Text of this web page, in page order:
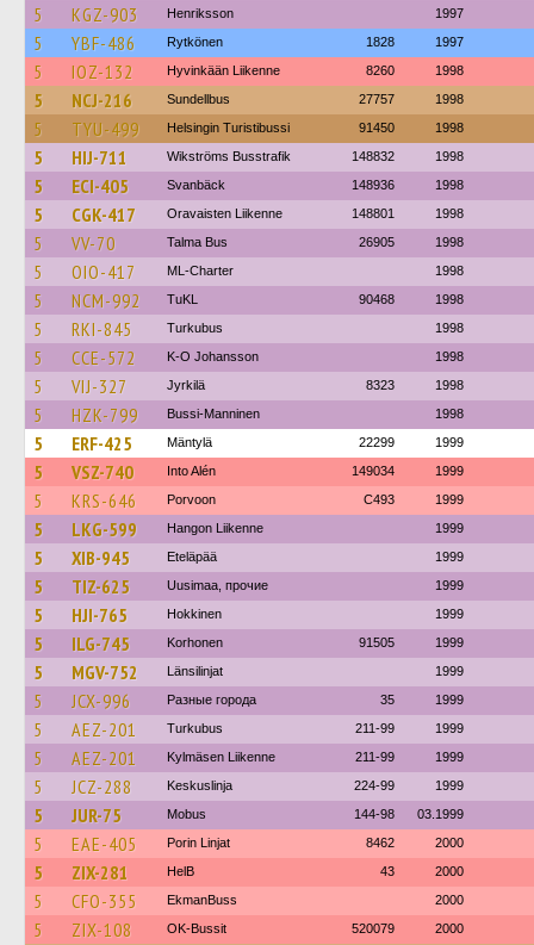
5 KGZ-903 Henriksson 1997
5 YBF-486 Rytkönen 1828 1997
5 IOZ-132 Hyvinkään Liikenne 8260 1998
5 NCJ-216 Sundellbus 27757 1998
5 TYU-499 Helsingin Turistibussi 91450 1998
5 HIJ-711 Wikströms Busstrafik 148832 1998
5 ECI-405 Svanbäck 148936 1998
5 CGK-417 Oravaisten Liikenne 148801 1998
5 VV-70 Talma Bus 26905 1998
5 OIO-417 ML-Charter 1998
5 NCM-992 TuKL 90468 1998
5 RKI-845 Turkubus 1998
5 CCE-572 K-O Johansson 1998
5 VIJ-327 Jyrkilä 8323 1998
5 HZK-799 Bussi-Manninen 1998
5 ERF-425 Mäntylä 22299 1999
5 VSZ-740 Into Alén 149034 1999
5 KRS-646 Porvoon C493 1999
5 LKG-599 Hangon Liikenne 1999
5 XIB-945 Eteläpää 1999
5 TIZ-625 Uusimaa, прочие 1999
5 HJI-765 Hokkinen 1999
5 ILG-745 Korhonen 91505 1999
5 MGV-752 Länsilinjat 1999
5 JCX-996 Разные города 35 1999
5 AEZ-201 Turkubus 211-99 1999
5 AEZ-201 Kylmäsen Liikenne 211-99 1999
5 JCZ-288 Keskuslinja 224-99 1999
5 JUR-75 Mobus 144-98 03.1999
5 EAE-405 Porin Linjat 8462 2000
5 ZIX-281 HelB 43 2000
5 CFO-355 EkmanBuss 2000
5 ZIX-108 OK-Bussit 520079 2000